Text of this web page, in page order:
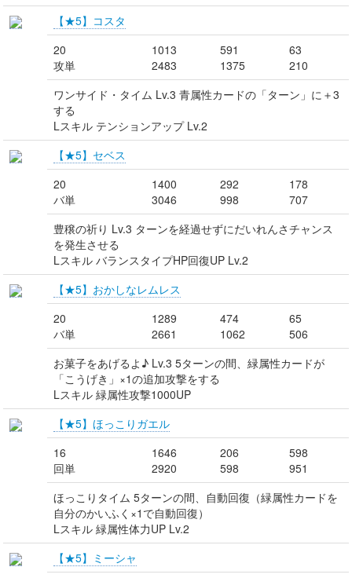
【★5】コスタ
20
攻単
1013
2483
591
1375
63
210
ワンサイド・タイム Lv.3 青属性カードの「ターン」に＋3
する
Lスキル テンションアップ Lv.2
【★5】セベス
20
バ単
1400
3046
292
998
178
707
豊穣の祈り Lv.3 ターンを経過せずにだいれんさチャンス
を発生させる
Lスキル バランスタイプHP回復UP Lv.2
【★5】おかしなレムレス
20
バ単
1289
2661
474
1062
65
506
お菓子をあげるよ♪ Lv.3 5ターンの間、緑属性カードが
「こうげき」×1の追加攻撃をする
Lスキル 緑属性攻撃1000UP
【★5】ほっこりガエル
16
回単
1646
2920
206
598
598
951
ほっこりタイム 5ターンの間、自動回復（緑属性カードを
自分のかいふく×1で自動回復）
Lスキル 緑属性体力UP Lv.2
【★5】ミーシャ